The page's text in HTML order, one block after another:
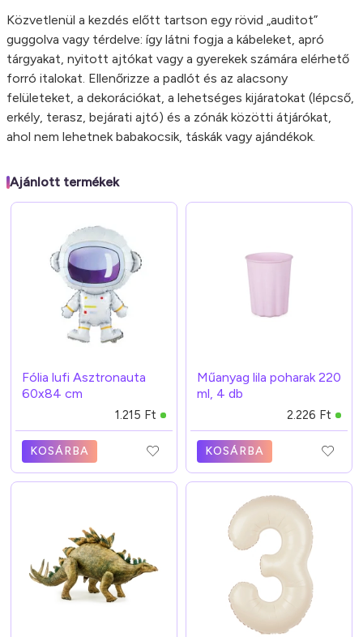
Közvetlenül a kezdés előtt tartson egy rövid „auditot”
guggolva vagy térdelve: így látni fogja a kábeleket, apró
tárgyakat, nyitott ajtókat vagy a gyerekek számára elérhető
forró italokat. Ellenőrizze a padlót és az alacsony
felületeket, a dekorációkat, a lehetséges kijáratokat (lépcső,
erkély, terasz, bejárati ajtó) és a zónák közötti átjárókat,
ahol nem lehetnek babakocsik, táskák vagy ajándékok.
Ajánlott termékek
Fólia lufi Asztronauta
60x84 cm
1.215 Ft
KOSÁRBA
Műanyag lila poharak 220
ml, 4 db
2.226 Ft
KOSÁRBA